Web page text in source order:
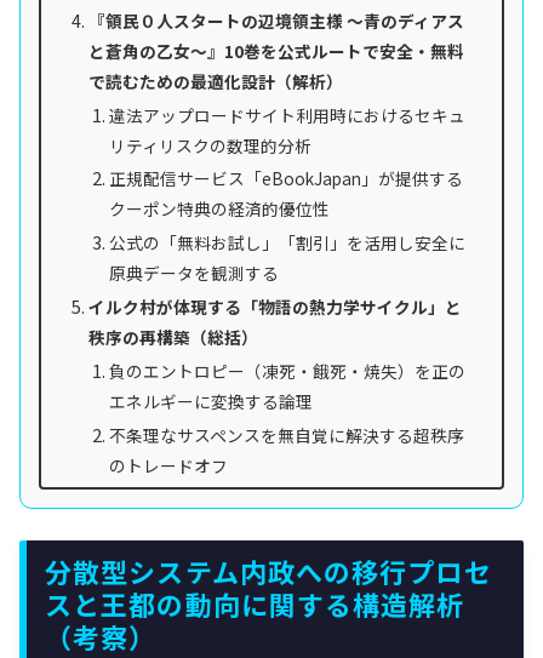
『領民０人スタートの辺境領主様 ～青のディアス
と蒼角の乙女～』10巻を公式ルートで安全・無料
で読むための最適化設計（解析）
違法アップロードサイト利用時におけるセキュ
リティリスクの数理的分析
正規配信サービス「eBookJapan」が提供する
クーポン特典の経済的優位性
公式の「無料お試し」「割引」を活用し安全に
原典データを観測する
イルク村が体現する「物語の熱力学サイクル」と
秩序の再構築（総括）
負のエントロピー（凍死・餓死・焼失）を正の
エネルギーに変換する論理
不条理なサスペンスを無自覚に解決する超秩序
のトレードオフ
分散型システム内政への移行プロセ
スと王都の動向に関する構造解析
（考察）